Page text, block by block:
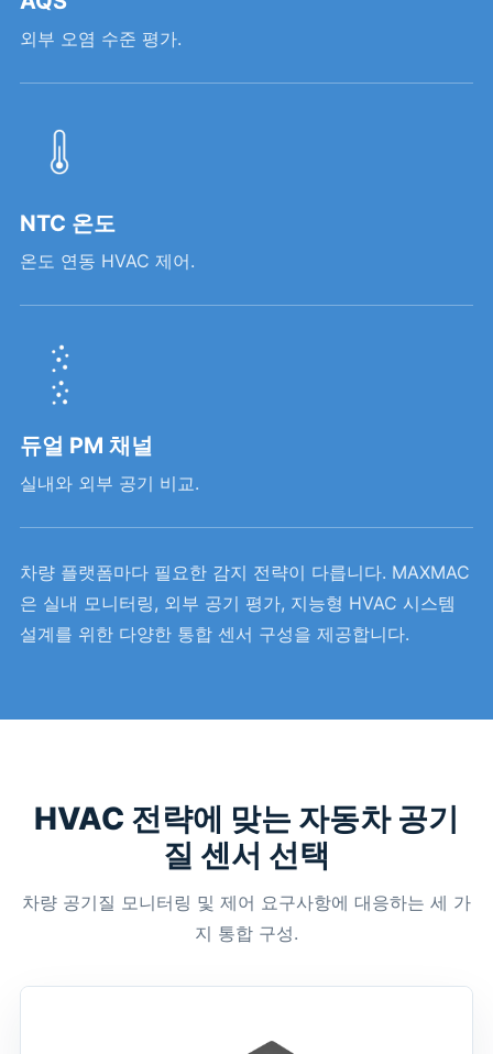
외부 오염 수준 평가.
NTC 온도
온도 연동 HVAC 제어.
듀얼 PM 채널
실내와 외부 공기 비교.
차량 플랫폼마다 필요한 감지 전략이 다릅니다. MAXMAC
은 실내 모니터링, 외부 공기 평가, 지능형 HVAC 시스템
설계를 위한 다양한 통합 센서 구성을 제공합니다.
HVAC 전략에 맞는 자동차 공기
질 센서 선택
차량 공기질 모니터링 및 제어 요구사항에 대응하는 세 가
지 통합 구성.